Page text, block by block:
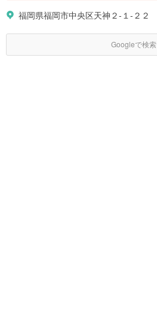
福岡県福岡市中央区天神２-１-２２
Googleで検索